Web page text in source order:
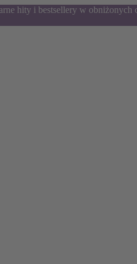
hity i bestsellery w obniżonych